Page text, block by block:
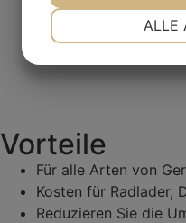
Vorteile
Für alle Arten von
Kosten für Radlader,
Reduzieren Sie die
ALLE